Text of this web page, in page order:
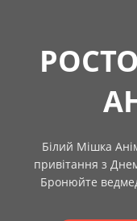
Білий Мішка
привітання з
Бронюйте